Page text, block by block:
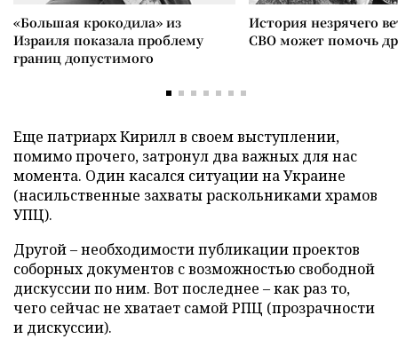
«Большая крокодила» из
Израиля показала проблему
границ допустимого
История незрячего
СВО может помочь
Еще патриарх Кирилл в своем выступлении,
помимо прочего, затронул два важных для нас
момента. Один касался ситуации на Украине
(насильственные захваты раскольниками храмов
УПЦ).
Другой – необходимости публикации проектов
соборных документов с возможностью свободной
дискуссии по ним. Вот последнее – как раз то,
чего сейчас не хватает самой РПЦ (прозрачности
и дискуссии).